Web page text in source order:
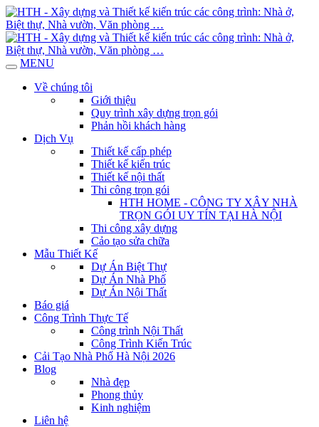
MENU
Về chúng tôi
Giới thiệu
Quy trình xây dựng trọn gói
Phản hồi khách hàng
Dịch Vụ
Thiết kế cấp phép
Thiết kế kiến trúc
Thiết kế nội thất
Thi công trọn gói
HTH HOME - CÔNG TY XÂY NHÀ
TRỌN GÓI UY TÍN TẠI HÀ NỘI
Thi công xây dựng
Cảo tạo sửa chữa
Mẫu Thiết Kế
Dự Án Biệt Thự
Dự Án Nhà Phố
Dự Án Nội Thất
Báo giá
Công Trình Thực Tế
Công trình Nội Thất
Công Trình Kiến Trúc
Cải Tạo Nhà Phố Hà Nội 2026
Blog
Nhà đẹp
Phong thủy
Kinh nghiệm
Liên hệ